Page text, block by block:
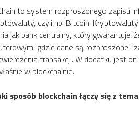
to system rozproszonego zapisu
czyli np. Bitcoin.
jak bank centralny, który
gdzie dane są rozproszone i
transakcji. W dodatku jest
w blockchainie.
sposób blockchain łączy się z